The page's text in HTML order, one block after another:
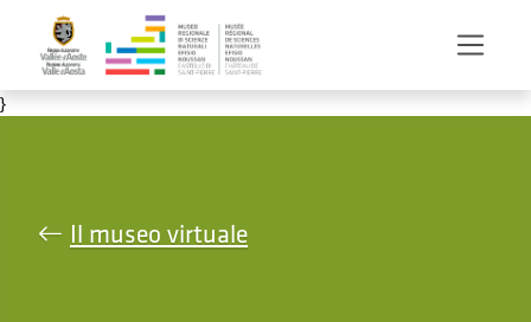
Salta al contenuto principale
}
Il museo virtuale